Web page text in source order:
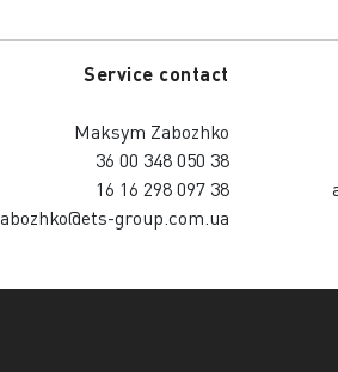
Service contact
Maksym Zabozhko
group.com.ua